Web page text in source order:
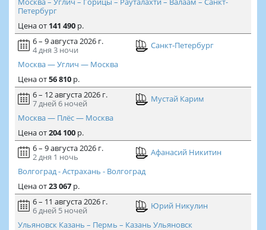
Петербург
Ценаот 141 490р.
6 – 9 августа 2026 г.
4 дня 3 ночи
Санкт-Петербург
Москва — Углич — Москва
Ценаот56 810р.
6 – 12 августа 2026 г.
7 дней 6 ночей
Мустай Карим
Москва — Плёс — Москва
Ценаот204 100р.
6 – 9 августа 2026 г.
2 дня 1 ночь
Афанасий Никитин
Волгоград - Астрахань - Волгоград
Ценаот23 067р.
6 – 11 августа 2026 г.
6 дней 5 ночей
Юрий Никулин
Ульяновск Казань – Пермь – Казань Ульяновск